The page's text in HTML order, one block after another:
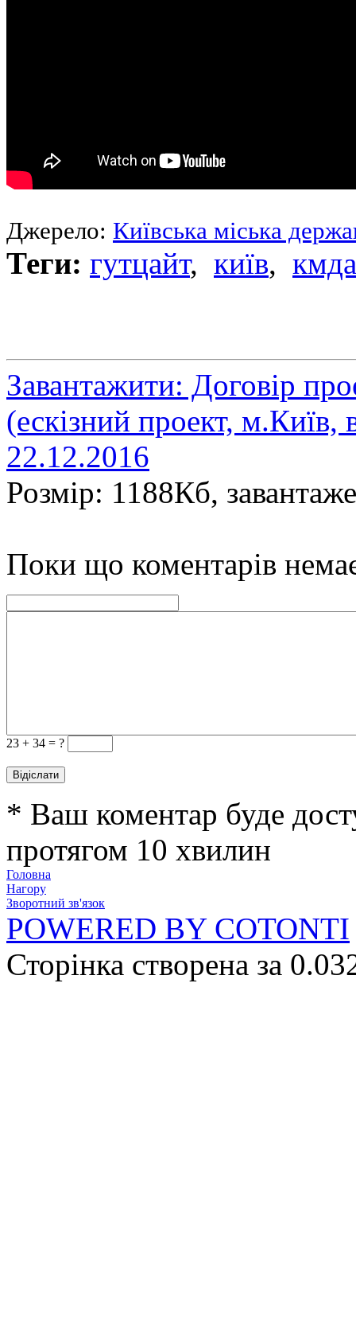
Джерело: Київська міська
Теги: гутцайт, київ, кмда
Завантажити: Договір
(ескізний проект,
22.12.2016
Розмір: 1188Кб,
Поки що коментарів
23 + 34 = ?
* Ваш коментар буде
протягом 10 хвилин
Головна
Нагору
Зворотний зв'язок
POWERED BY COTONTI
Сторінка створена за